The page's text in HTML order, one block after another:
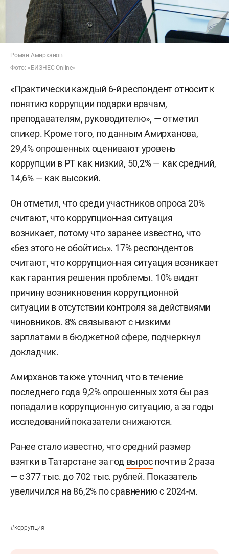
Роман Амирханов
Фото: «БИЗНЕС Online»
«Практически каждый 6-й респондент относит к
понятию коррупции подарки врачам,
преподавателям, руководителю», — отметил
спикер. Кроме того, по данным Амирханова,
29,4% опрошенных оценивают уровень
коррупции в РТ как низкий, 50,2% — как средний,
14,6% — как высокий.
Он отметил, что среди участников опроса 20%
считают, что коррупционная ситуация
возникает, потому что заранее известно, что
«без этого не обойтись». 17% респондентов
считают, что коррупционная ситуация возникает
как гарантия решения проблемы. 10% видят
причину возникновения коррупционной
ситуации в отсутствии контроля за действиями
чиновников. 8% связывают с низкими
зарплатами в бюджетной сфере, подчеркнул
докладчик.
Амирханов также уточнил, что в течение
последнего года 9,2% опрошенных хотя бы раз
попадали в коррупционную ситуацию, а за годы
исследований показатели снижаются.
Ранее стало известно, что средний размер
взятки в Татарстане за год выроспочти в 2 раза
— с 377 тыс. до 702 тыс. рублей. Показатель
увеличился на 86,2% по сравнению с 2024-м.
#коррупция